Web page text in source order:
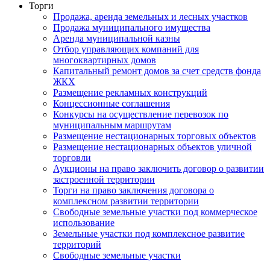
Торги
Продажа, аренда земельных и лесных участков
Продажа муниципального имущества
Аренда муниципальной казны
Отбор управляющих компаний для
многоквартирных домов
Капитальный ремонт домов за счет средств фонда
ЖКХ
Размещение рекламных конструкций
Концессионные соглашения
Конкурсы на осуществление перевозок по
муниципальным маршрутам
Размещение нестационарных торговых объектов
Размещение нестационарных объектов уличной
торговли
Аукционы на право заключить договор о развитии
застроенной территории
Торги на право заключения договора о
комплексном развитии территории
Свободные земельные участки под коммерческое
использование
Земельные участки под комплексное развитие
территорий
Свободные земельные участки